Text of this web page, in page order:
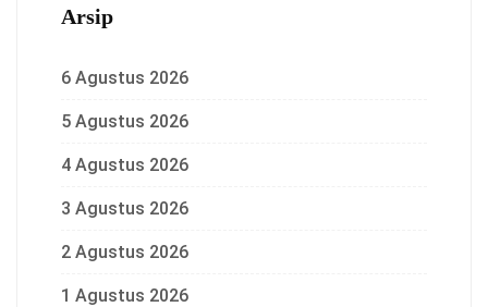
Arsip
6 Agustus 2026
5 Agustus 2026
4 Agustus 2026
3 Agustus 2026
2 Agustus 2026
1 Agustus 2026